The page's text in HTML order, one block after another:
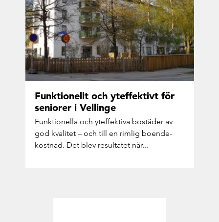
Funk­tio­nellt och ytef­fek­tivt för
se­ni­o­rer i Vel­linge
Funk­tio­nel­la och ytef­fek­ti­va bo­stä­der av
god kva­li­tet – och till en rim­lig bo­en­de­
kost­nad. Det blev re­sul­ta­tet när...